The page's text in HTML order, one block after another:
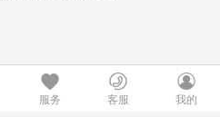
服务 客服 我的